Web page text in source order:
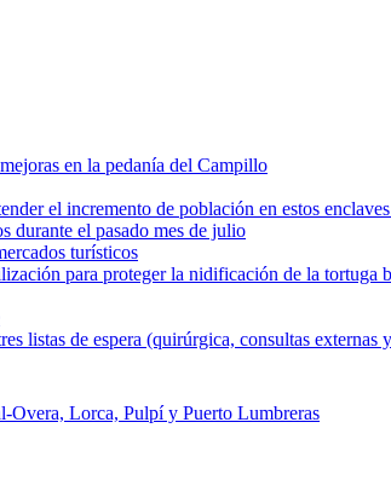
en la pedanía del Campillo
el incremento de población en estos
durante el pasado mes de julio
turísticos
para proteger la nidificación de la tortuga
de espera (quirúrgica, consultas externas
Overa, Lorca, Pulpí y Puerto Lumbreras